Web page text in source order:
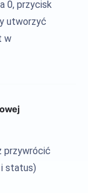
0, przycisk
utworzyć
w
przywrócić
status)